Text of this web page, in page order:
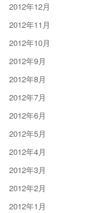
2012年12月
2012年11月
2012年10月
2012年9月
2012年8月
2012年7月
2012年6月
2012年5月
2012年4月
2012年3月
2012年2月
2012年1月